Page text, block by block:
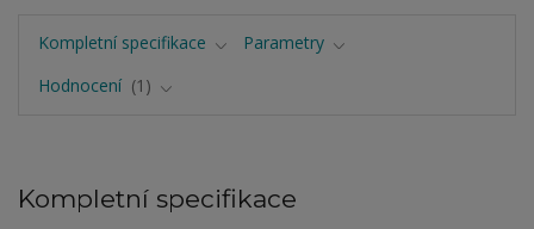
Kompletní specifikace
Parametry
Hodnocení
1
Kompletní specifikace